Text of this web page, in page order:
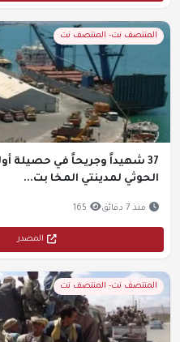
المنتصف نت- المنتصف نت
37 شهيداً وجريحاً في حصيلة
الحوثي لمدينتي المخا بت...
منذ 7 دقائق 165
المصدر
المنتصف نت- المنتصف نت